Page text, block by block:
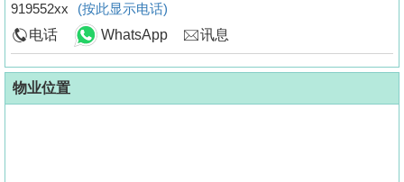
919552xx
(按此显示电话)
电话
WhatsApp 讯息
物业位置